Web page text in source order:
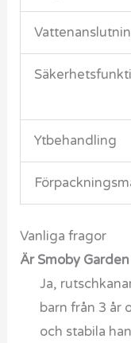
Ytbehandling
Vanliga fragor
Är Smoby
Ja,
barn från 3 år
och stabila